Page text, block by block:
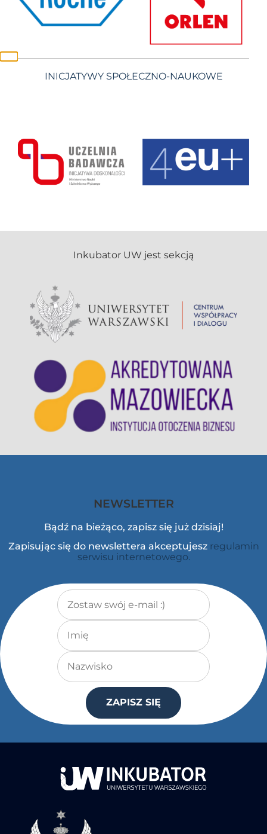
INICJATYWY SPOŁECZNO-NAUKOWE
NEWSLETTER
Bądź na bieżąco, zapisz się już dzisiaj!
Zapisując się do newslettera akceptujesz regulamin
serwisu internetowego.
Adres e-mail*
Imię
Nazwisko
ZAPISZ SIĘ